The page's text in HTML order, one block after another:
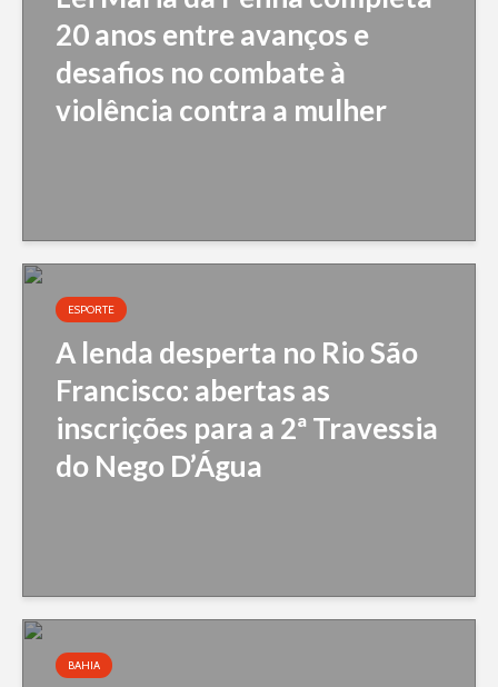
20 anos entre avanços e
desafios no combate à
violência contra a mulher
ESPORTE
A lenda desperta no Rio São
Francisco: abertas as
inscrições para a 2ª Travessia
do Nego D’Água
BAHIA